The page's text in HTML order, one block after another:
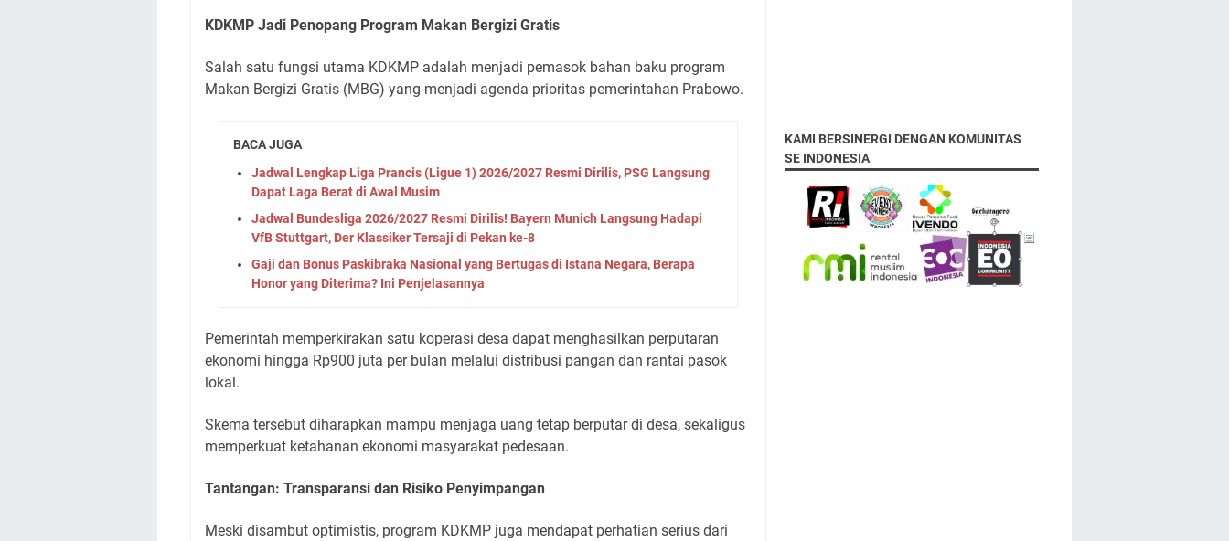
KDKMP Jadi Penopang Program Makan Bergizi Gratis
Salah satu fungsi utama KDKMP adalah menjadi pemasok bahan baku program
Makan Bergizi Gratis (MBG) yang menjadi agenda prioritas pemerintahan Prabowo.
BACA JUGA
Jadwal Lengkap Liga Prancis (Ligue 1) 2026/2027 Resmi Dirilis, PSG Langsung
Dapat Laga Berat di Awal Musim
Jadwal Bundesliga 2026/2027 Resmi Dirilis! Bayern Munich Langsung Hadapi
VfB Stuttgart, Der Klassiker Tersaji di Pekan ke-8
Gaji dan Bonus Paskibraka Nasional yang Bertugas di Istana Negara, Berapa
Honor yang Diterima? Ini Penjelasannya
Pemerintah memperkirakan satu koperasi desa dapat menghasilkan perputaran
ekonomi hingga Rp900 juta per bulan melalui distribusi pangan dan rantai pasok
lokal.
Skema tersebut diharapkan mampu menjaga uang tetap berputar di desa, sekaligus
memperkuat ketahanan ekonomi masyarakat pedesaan.
Tantangan: Transparansi dan Risiko Penyimpangan
Meski disambut optimistis, program KDKMP juga mendapat perhatian serius dari
KAMI BERSINERGI DENGAN KOMUNITAS
SE INDONESIA